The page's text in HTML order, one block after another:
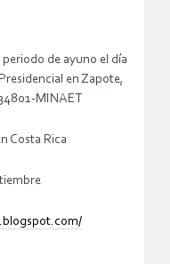
de ayuno el día
en Zapote,
MINAET
Costa Rica